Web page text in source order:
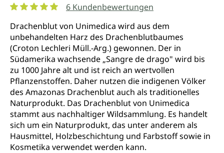
6 Kundenbewertungen
Drachenblut von Unimedica wird aus dem
unbehandelten Harz des Drachenblutbaumes
(Croton Lechleri Müll.-Arg.) gewonnen. Der in
Südamerika wachsende „Sangre de drago" wird bis
zu 1000 Jahre alt und ist reich an wertvollen
Pflanzenstoffen. Daher nutzen die indigenen Völker
des Amazonas Drachenblut auch als traditionelles
Naturprodukt. Das Drachenblut von Unimedica
stammt aus nachhaltiger Wildsammlung. Es handelt
sich um ein Naturprodukt, das unter anderem als
Hausmittel, Holzbeschichtung und Farbstoff sowie in
Kosmetika verwendet werden kann.